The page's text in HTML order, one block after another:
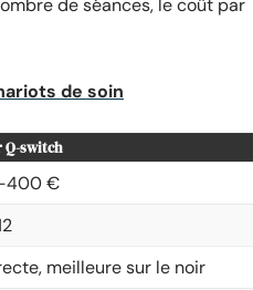
de séances, le coût par
de soin
Q-switch
400 €
meilleure sur le noir